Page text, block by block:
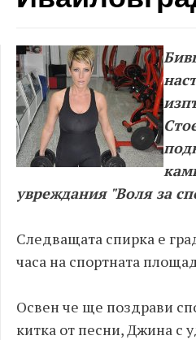
увреждания "Воля за
Следващата спирка е
часа на спортната
Освен че ще поздрави
китка от песни, Джина с